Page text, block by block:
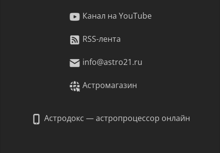
Канал на YouTube
RSS-лента
info@astro21.ru
Астромагазин
Астродокс — астропроцессор онлайн